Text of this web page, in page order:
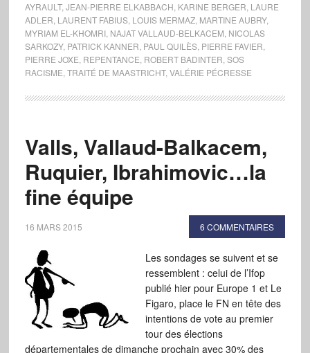
AYRAULT, JEAN-PIERRE ELKABBACH KARINE BERGER LAURE
ADLER LAURENT FABIUS, LOUIS MERMAZ, MARTINE AUBRY,
MYRIAM EL-KHOMRI, NAJAT VALLAUD-BELKACEM NICOLAS
SARKOZY, PATRICK KANNER PAUL QUILÈS, PIERRE FAVIER
PIERRE JOXE REPENTANCE ROBERT BADINTER SOS
RACISME TRAITÉ DE MAASTRICHT, VALÉRIE PÉCRESSE
Valls, Vallaud-Balkacem,
Ruquier, Ibrahimovic…la
fine équipe
16 MARS 2015 6 COMMENTAIRES
Les sondages se suivent et se
ressemblent : celui de l’Ifop
publié hier pour Europe 1 et Le
Figaro, place le FN en tête des
intentions de vote au premier
tour des élections
départementales de dimanche prochain avec 30% des